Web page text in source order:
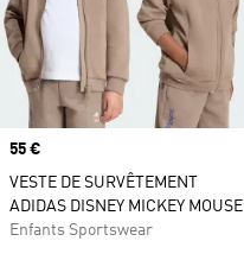
Prix
55 €
VESTE DE SURVÊTEMENT
ADIDAS DISNEY MICKEY MOUSE
Enfants Sportswear